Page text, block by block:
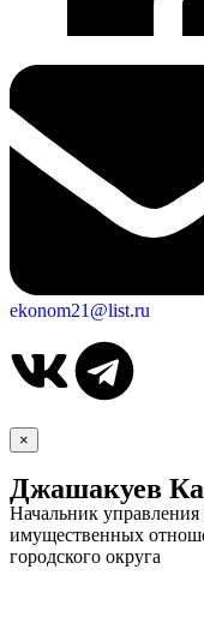
ekonom21@list.ru
×
Джашакуев
Начальник управления
имущественных
городского округа